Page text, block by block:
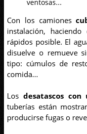
ventosas...
Con los camiones
instalación,
rápidos posible. El
disuelve o remueve
tipo: cúmulos de
comida...
Losdesatascos con
tuberías están
producirse fugas o